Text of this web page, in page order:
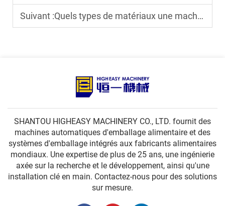
Suivant :Quels types de matériaux une machine de remplissage et de bouchonnage de sachets à bec peuvent-elles manipuler ?
SHANTOU HIGHEASY MACHINERY CO., LTD. fournit des
machines automatiques d'emballage alimentaire et des
systèmes d'emballage intégrés aux fabricants alimentaires
mondiaux. Une expertise de plus de 25 ans, une ingénierie
axée sur la recherche et le développement, ainsi qu'une
installation clé en main. Contactez-nous pour des solutions
sur mesure.